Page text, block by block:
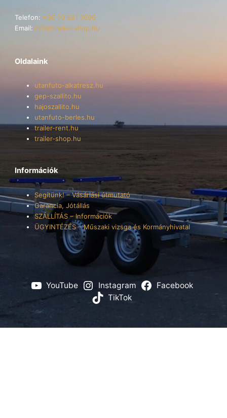
Telefon: +36 70 621 7696
Email: info@trailer-shop.hu
Oldalaink
utanfuto-alkatresz.hu
gep-szallito.hu
hajoszallito.hu
utanfuto-berles.hu
trailer-rent.hu
trailer-shop.hu
Információk
Segítünk! – Vásárlási útmutató
Garancia, Jótállás
SZÁLLÍTÁS – Információk
ÜGYINTÉZÉS – Műszaki vizsga és Kormányhivatal
YouTube Instagram
Facebook
TikTok